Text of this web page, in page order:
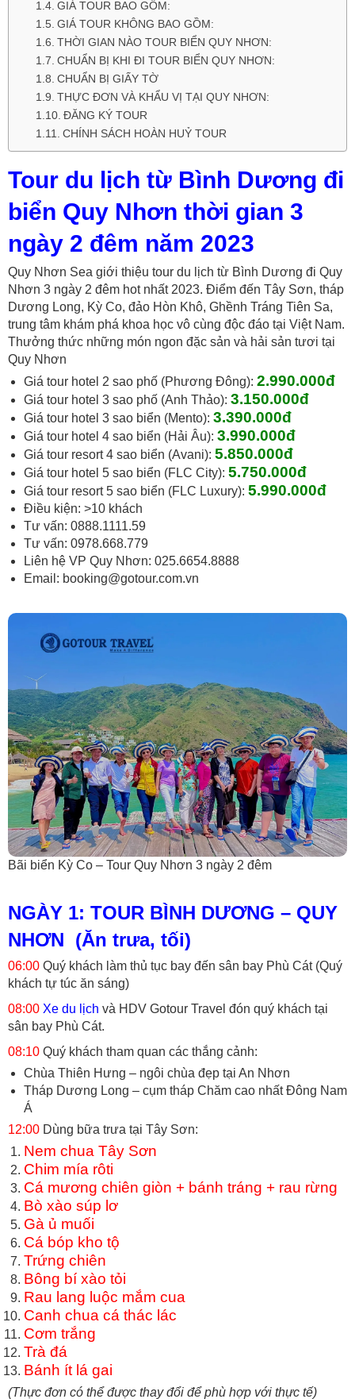
GIÁ TOUR BAO GỒM:
GIÁ TOUR KHÔNG BAO GỒM:
THỜI GIAN NÀO TOUR BIỂN QUY NHƠN:
CHUẨN BỊ KHI ĐI TOUR BIỂN QUY NHƠN:
CHUẨN BỊ GIẤY TỜ
THỰC ĐƠN VÀ KHẨU VỊ TẠI QUY NHƠN:
ĐĂNG KÝ TOUR
CHÍNH SÁCH HOÀN HUỶ TOUR
Tour du lịch từ Bình Dương đi
biển Quy Nhơn thời gian 3
ngày 2 đêm năm 2023
Quy Nhơn Sea giới thiệu tour du lịch từ Bình Dương đi Quy
Nhơn 3 ngày 2 đêm hot nhất 2023. Điểm đến Tây Sơn, tháp
Dương Long, Kỳ Co, đảo Hòn Khô, Ghềnh Tráng Tiên Sa,
trung tâm khám phá khoa học vô cùng độc đáo tại Việt Nam.
Thưởng thức những món ngon đặc sản và hải sản tươi tại
Quy Nhơn
Giá tour hotel 2 sao phố (Phương Đông): 2.990.000đ
Giá tour hotel 3 sao phố (Anh Thảo): 3.150.000đ
Giá tour hotel 3 sao biển (Mento): 3.390.000đ
Giá tour hotel 4 sao biển (Hải Âu): 3.990.000đ
Giá tour resort 4 sao biển (Avani): 5.850.000đ
Giá tour hotel 5 sao biển (FLC City): 5.750.000đ
Giá tour resort 5 sao biển (FLC Luxury): 5.990.000đ
Điều kiện: >10 khách
Tư vấn: 0888.1111.59
Tư vấn: 0978.668.779
Liên hệ VP Quy Nhơn: 025.6654.8888
Email: booking@gotour.com.vn
Bãi biển Kỳ Co – Tour Quy Nhơn 3 ngày 2 đêm
NGÀY 1: TOUR BÌNH DƯƠNG – QUY
NHƠN (Ăn trưa, tối)
06:00 Quý khách làm thủ tục bay đến sân bay Phù Cát (Quý
khách tự túc ăn sáng)
08:00 Xe du lịch và HDV Gotour Travel đón quý khách tại
sân bay Phù Cát.
08:10 Quý khách tham quan các thắng cảnh:
Chùa Thiên Hưng – ngôi chùa đẹp tại An Nhơn
Tháp Dương Long – cụm tháp Chăm cao nhất Đông Nam
Á
12:00 Dùng bữa trưa tại Tây Sơn:
Nem chua Tây Sơn
Chim mía rôti
Cá mương chiên giòn + bánh tráng + rau rừng
Bò xào súp lơ
Gà ủ muối
Cá bóp kho tộ
Trứng chiên
Bông bí xào tỏi
Rau lang luộc mắm cua
Canh chua cá thác lác
Cơm trắng
Trà đá
Bánh ít lá gai
(Thực đơn có thể được thay đổi để phù hợp với thực tế)